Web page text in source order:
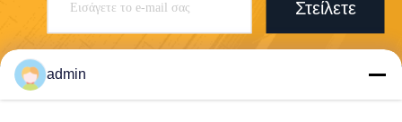
Στείλετε
admin